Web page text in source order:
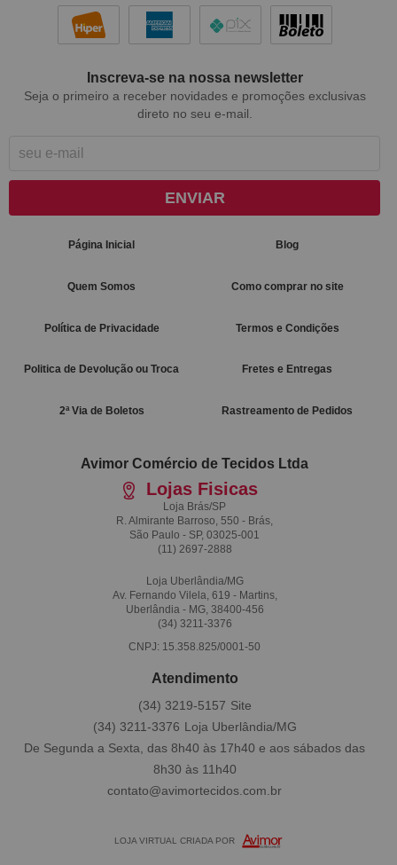
Inscreva-se na nossa newsletter
Seja o primeiro a receber novidades e promoções exclusivas
direto no seu e-mail.
ENVIAR
Página Inicial Blog
Quem Somos Como comprar no site
Política de Privacidade Termos e Condições
Politica de Devolução ou Troca Fretes e Entregas
2ª Via de Boletos Rastreamento de Pedidos
Avimor Comércio de Tecidos Ltda
Lojas Fisicas
Loja Brás/SP
R. Almirante Barroso, 550 - Brás,
São Paulo - SP, 03025-001
(11) 2697-2888
Loja Uberlândia/MG
Av. Fernando Vilela, 619 - Martins,
Uberlândia - MG, 38400-456
(34) 3211-3376
CNPJ: 15.358.825/0001-50
Atendimento
(34) 3211-3376
(34) 3219-5157
De Segunda a Sexta, das 8h40 às 17h40 e aos sábados das
8h30 às 11h40
contato@avimortecidos.com.br
LOJA VIRTUAL CRIADA POR